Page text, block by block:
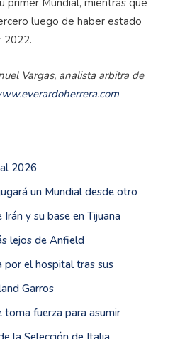
luego de haber estado
2022.
Vargas, analista arbitra de
2026
un Mundial desde otro
y su base en Tijuana
lejos de Anfield
por el hospital tras sus
Garros
toma fuerza para asumir